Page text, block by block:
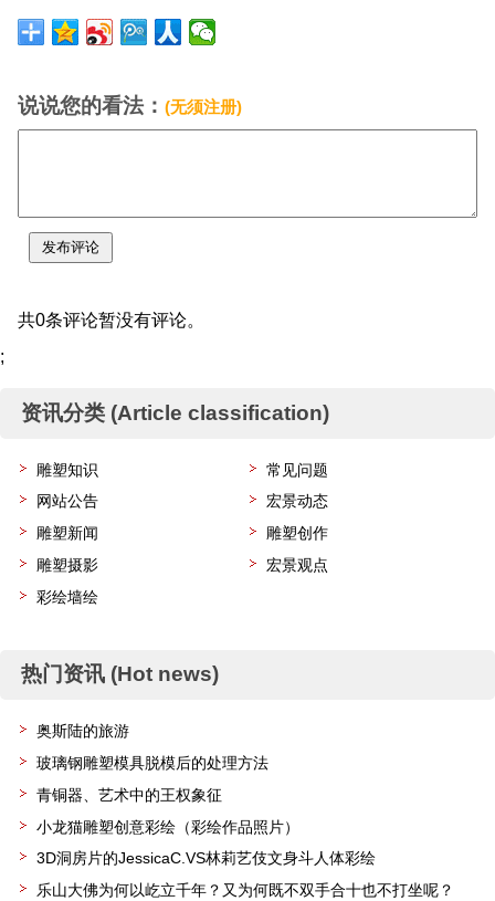
说说您的看法： (无须注册)
共0条评论暂没有评论。
;
资讯分类 (Article classification)
雕塑知识
常见问题
网站公告
宏景动态
雕塑新闻
雕塑创作
雕塑摄影
宏景观点
彩绘墙绘
热门资讯 (Hot news)
奥斯陆的旅游
玻璃钢雕塑模具脱模后的处理方法
青铜器、艺术中的王权象征
小龙猫雕塑创意彩绘（彩绘作品照片）
3D洞房片的JessicaC.VS林莉艺伎文身斗人体彩绘
乐山大佛为何以屹立千年？又为何既不双手合十也不打坐呢？